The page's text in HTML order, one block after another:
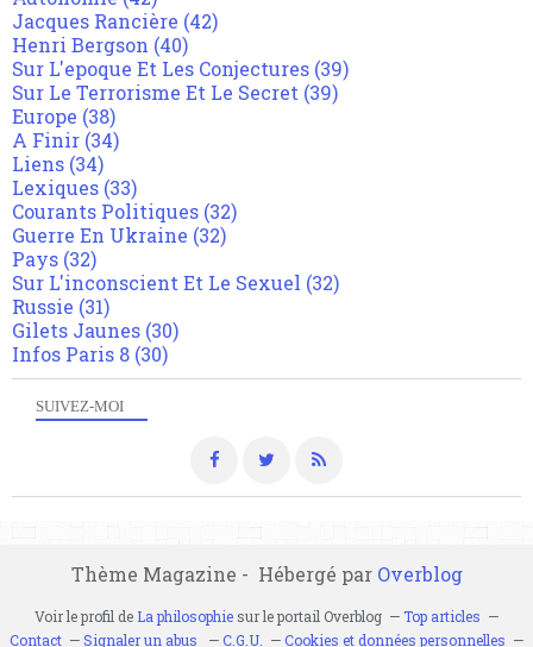
SUIVEZ-MOI
Jacques Rancière (42)
Henri Bergson (40)
Sur L'epoque Et Les Conjectures (39)
Sur Le Terrorisme Et Le Secret (39)
Europe (38)
A Finir (34)
Liens (34)
Lexiques (33)
Courants Politiques (32)
Guerre En Ukraine (32)
Pays (32)
Sur L'inconscient Et Le Sexuel (32)
Russie (31)
Gilets Jaunes (30)
Infos Paris 8 (30)
Thème Magazine - Hébergé par Overblog
Voir le profil de La philosophiesur le portail Overblog
Top articles
Contact
Signaler un abus C.G.U. Cookies et données personnelles